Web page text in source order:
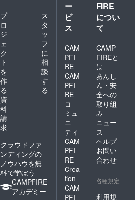
プ
ロ
ジ
ェ
ク
ト
を
作
る
ス
タ
ッ
フ
に
相
談
す
る
資
料
請
求
クラウドファ
ンディングの
ノウハウを無
料で学ぼう
CAMPFIRE
アカデミー
ー
ビ
ス
CAM
PFI
RE
CAM
PFI
RE
コ
ミュ
ニ
ティ
CAM
PFI
RE
Crea
tion
CAM
PFI
FIRE
につい
て
CAMP
FIREと
は
あんし
ん・安
全への
取り組
み
ニュー
ス
ヘルプ
お問い
合わせ
各種規定
利用規